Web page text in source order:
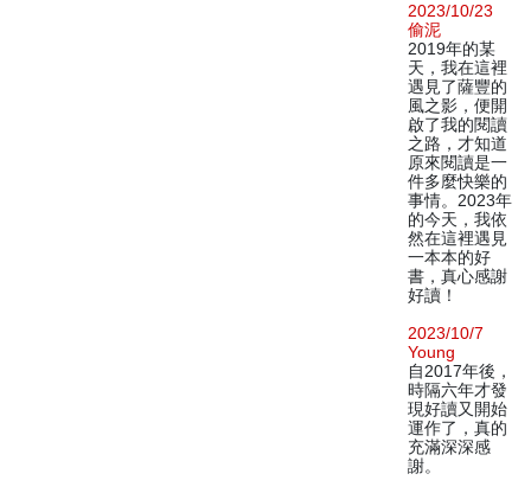
2023/10/23
偷泥
2019年的某
天，我在這裡
遇見了薩豐的
風之影，便開
啟了我的閱讀
之路，才知道
原來閱讀是一
件多麼快樂的
事情。2023年
的今天，我依
然在這裡遇見
一本本的好
書，真心感謝
好讀！
2023/10/7
Young
自2017年後，
時隔六年才發
現好讀又開始
運作了，真的
充滿深深感
謝。